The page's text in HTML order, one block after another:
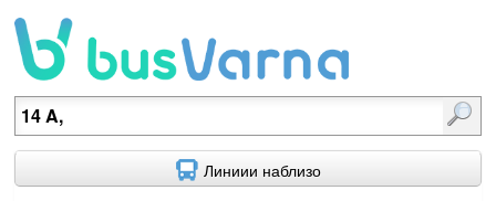
Потърсете спирка или линия.
Линиии наблизо